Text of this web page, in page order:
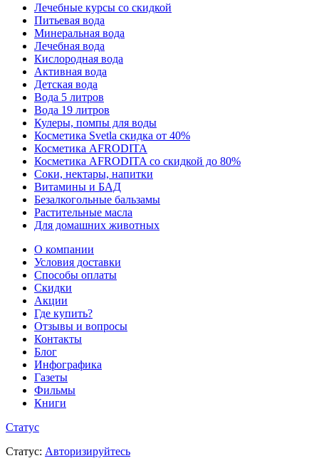
Лечебные курсы со скидкой
Питьевая вода
Минеральная вода
Лечебная вода
Кислородная вода
Активная вода
Детская вода
Вода 5 литров
Вода 19 литров
Кулеры, помпы для воды
Косметика Svetla скидка от 40%
Косметика AFRODITA
Косметика AFRODITA со скидкой до 80%
Соки, нектары, напитки
Витамины и БАД
Безалкогольные бальзамы
Растительные масла
Для домашних животных
О компании
Условия доставки
Способы оплаты
Скидки
Акции
Где купить?
Отзывы и вопросы
Контакты
Блог
Инфографика
Газеты
Фильмы
Книги
Статус
Статус: Авторизируйтесь